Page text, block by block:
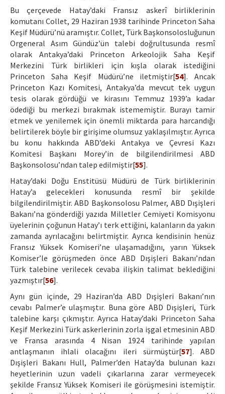
Bu çerçevede Hatay’daki Fransız askerî birliklerinin
komutanı Collet, 29 Haziran 1938 tarihinde Princeton Saha
Keşif Müdürü’nü aramıştır. Collet, Türk Başkonsolosluğunun
Orgeneral Asım Gündüz’ün talebi doğrultusunda resmî
olarak Antakya’daki Princeton Arkeolojik Saha Keşif
Merkezini Türk birlikleri için kışla olarak istediğini
Princeton Saha Keşif Müdürü’ne iletmiştir[54]. Ancak
Princeton Kazı Komitesi, Antakya’da mevcut tek uygun
tesis olarak gördüğü ve kirasını Temmuz 1939’a kadar
ödediği bu merkezi bırakmak istememiştir. Burayı tamir
etmek ve yenilemek için önemli miktarda para harcandığı
belirtilerek böyle bir girişime olumsuz yaklaşılmıştır. Ayrıca
bu konu hakkında ABD’deki Antakya ve Çevresi Kazı
Komitesi Başkanı Morey’in de bilgilendirilmesi ABD
Başkonsolosu’ndan talep edilmiştir[55].
Hatay’daki Doğu Enstitüsü Müdürü de Türk birliklerinin
Hatay’a gelecekleri konusunda resmî bir şekilde
bilgilendirilmiştir. ABD Başkonsolosu Palmer, ABD Dışişleri
Bakanı’na gönderdiği yazıda Milletler Cemiyeti Komisyonu
üyelerinin çoğunun Hatay’ı terk ettiğini, kalanların da yakın
zamanda ayrılacağını belirtmiştir. Ayrıca kendisinin henüz
Fransız Yüksek Komiseri’ne ulaşamadığını, yarın Yüksek
Komiser’le görüşmeden önce ABD Dışişleri Bakanı’ndan
Türk talebine verilecek cevaba ilişkin talimat beklediğini
yazmıştır[56].
Aynı gün içinde, 29 Haziran’da ABD Dışişleri Bakanı’nın
cevabı Palmer’e ulaşmıştır. Buna göre ABD Dışişleri, Türk
talebine karşı çıkmıştır. Ayrıca Hatay’daki Princeton Saha
Keşif Merkezini Türk askerlerinin zorla işgal etmesinin ABD
ve Fransa arasında 4 Nisan 1924 tarihinde yapılan
antlaşmanın ihlali olacağını ileri sürmüştür[57]. ABD
Dışişleri Bakanı Hull, Palmer’den Hatay’da bulunan kazı
heyetlerinin uzun vadeli çıkarlarına zarar vermeyecek
şekilde Fransız Yüksek Komiseri ile görüşmesini istemiştir.